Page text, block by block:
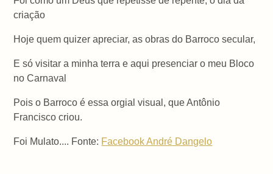
criação
Hoje quem quizer apreciar, as obras do Barroco secular,
E só visitar a minha terra e aqui presenciar o meu Bloco
no Carnaval
Pois o Barroco é essa orgial visual, que Antônio
Francisco criou.
Foi Mulato.... Fonte: Facebook André Dangelo